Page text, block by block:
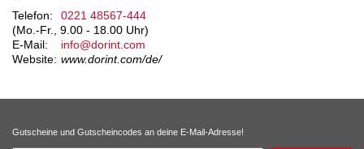
Telefon:
0221 48567-444
(Mo.-Fr., 9.00 - 18.00 Uhr)
E-Mail:
info@dorint.com
Website: www.dorint.com/de/
Gutscheine und Gutscheincodes an deine E-Mail-Adresse!